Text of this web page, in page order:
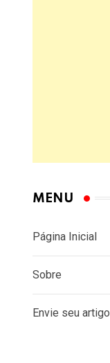
MENU
Página Inicial
Sobre
Envie seu artigo